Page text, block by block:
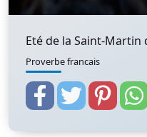
Eté de la Saint-
Proverbe francais